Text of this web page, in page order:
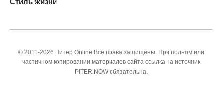
Стиль жизни
© 2011-2026 Питер Online Все права защищены. При полном или
частичном копировании материалов сайта ссылка на источник
PITER.NOW обязательна.